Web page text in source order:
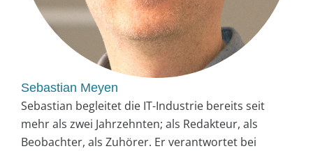
Sebastian Meyen
Sebastian begleitet die IT-Industrie bereits seit
mehr als zwei Jahrzehnten; als Redakteur, als
Beobachter, als Zuhörer. Er verantwortet bei